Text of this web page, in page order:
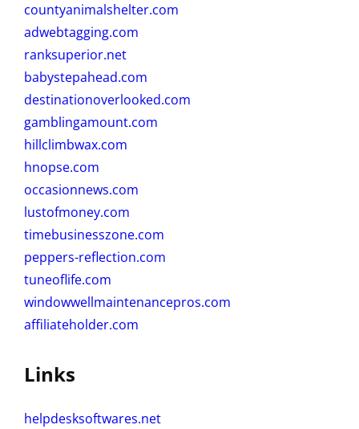
countyanimalshelter.com
adwebtagging.com
ranksuperior.net
babystepahead.com
destinationoverlooked.com
gamblingamount.com
hillclimbwax.com
hnopse.com
occasionnews.com
lustofmoney.com
timebusinesszone.com
peppers-reflection.com
tuneoflife.com
windowwellmaintenancepros.com
affiliateholder.com
Links
helpdesksoftwares.net